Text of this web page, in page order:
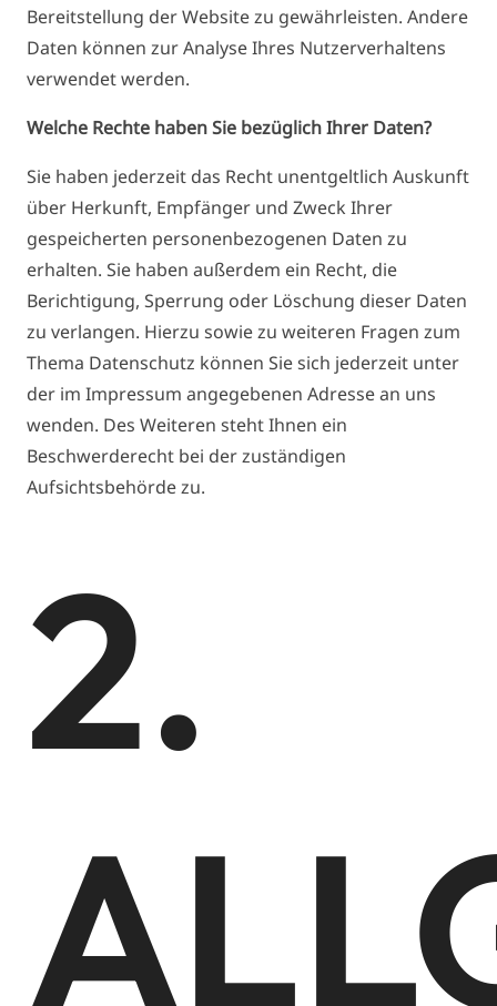
Bereitstellung der Website zu gewährleisten. Andere
Daten können zur Analyse Ihres Nutzerverhaltens
verwendet werden.
Welche Rechte haben Sie bezüglich Ihrer Daten?
Sie haben jederzeit das Recht unentgeltlich Auskunft
über Herkunft, Empfänger und Zweck Ihrer
gespeicherten personenbezogenen Daten zu
erhalten. Sie haben außerdem ein Recht, die
Berichtigung, Sperrung oder Löschung dieser Daten
zu verlangen. Hierzu sowie zu weiteren Fragen zum
Thema Datenschutz können Sie sich jederzeit unter
der im Impressum angegebenen Adresse an uns
wenden. Des Weiteren steht Ihnen ein
Beschwerderecht bei der zuständigen
Aufsichtsbehörde zu.
2.